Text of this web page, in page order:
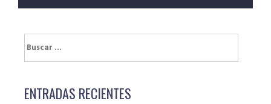
Buscar:
ENTRADAS RECIENTES